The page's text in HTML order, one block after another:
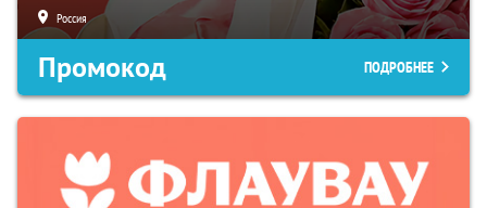
Россия
Промокод ПОДРОБНЕЕ